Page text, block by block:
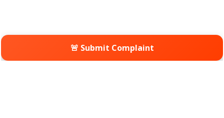
🚨 Submit Complaint